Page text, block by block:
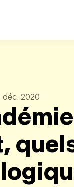
déc. 2020